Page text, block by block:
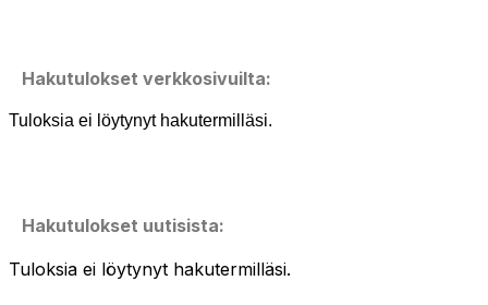
Hakutulokset verkkosivuilta:
Tuloksia ei löytynyt hakutermilläsi.
Hakutulokset uutisista:
Tuloksia ei löytynyt hakutermilläsi.